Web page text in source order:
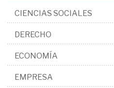
CIENCIAS SOCIALES
DERECHO
ECONOMÍA
EMPRESA